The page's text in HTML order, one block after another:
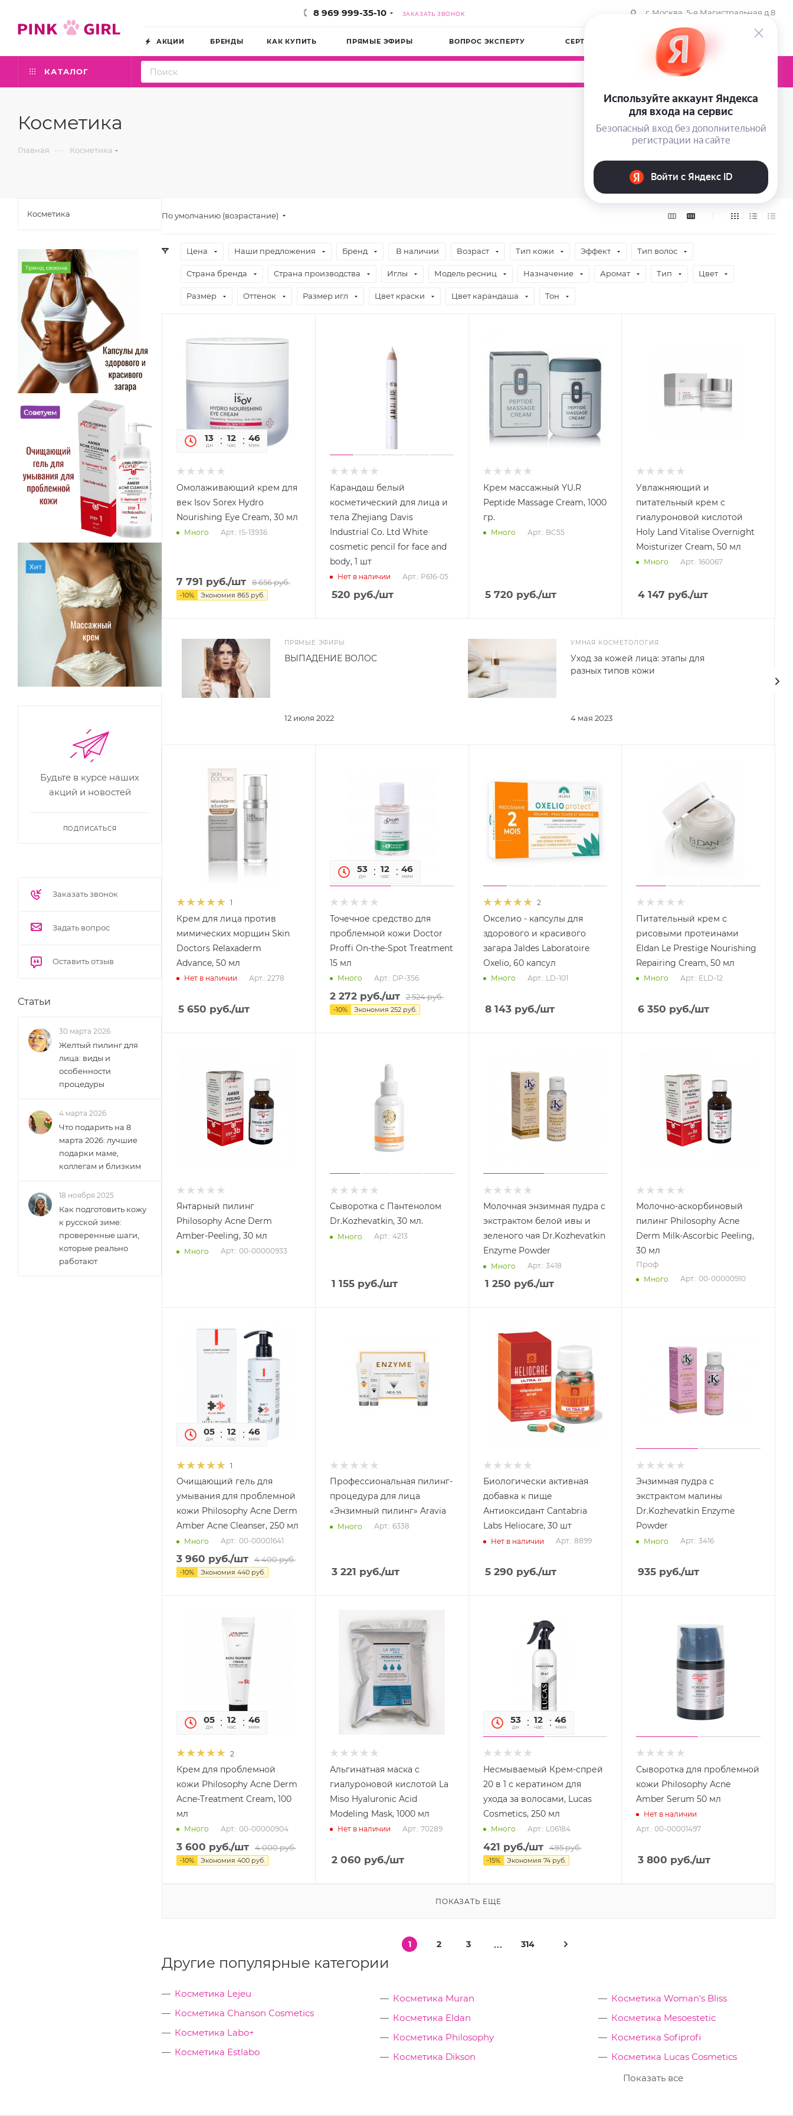
8 969 999-35-10 ЗАКАЗАТЬ ЗВОНОК г. Москва, 5-я Магистральная д.8
АКЦИИ БРЕНДЫ КАК КУПИТЬ ПРЯМЫЕ ЭФИРЫ ВОПРОС ЭКСПЕРТУ СЕРТИФИКАТЫ КОМПАНИЯ
КАТАЛОГ 0
Косметика
Главная — Косметика
По умолчанию (возрастание)
Цена Наши предложения Бренд В наличии Возраст Тип кожи Эффект Тип волос
Страна бренда Страна производства Иглы Модель ресниц Назначение Аромат Тип Цвет
Размер Оттенок Размер игл Цвет краски Цвет карандаша Тон
13
дн
12
час
46
мин
28
сек
Омолаживающий крем для
век Isov Sorex Hydro
Nourishing Eye Cream, 30 мл
Много Арт.: IS-13936
7 791 руб./шт 8 656руб.
-10% Экономия 865 руб.
Карандаш белый
косметический для лица и
тела Zhejiang Davis
Industrial Co. Ltd White
cosmetic pencil for face and
body, 1 шт
Нет в наличии Арт.: P616-05
520 руб./шт
Крем массажный YU.R
Peptide Massage Cream, 1000
гр.
Много Арт.: BC55
5 720 руб./шт
Увлажняющий и
питательный крем с
гиалуроновой кислотой
Holy Land Vitalise Overnight
Moisturizer Cream, 50 мл
Много Арт.: 160067
4 147 руб./шт
ПРЯМЫЕ ЭФИРЫ
12 июля 2022
ВЫПАДЕНИЕ ВОЛОС
УМНАЯ КОСМЕТОЛОГИЯ
4 мая 2023
Уход за кожей лица: этапы для
разных типов кожи
1
Крем для лица против
мимических морщин Skin
Doctors Relaxaderm
Advance, 50 мл
Нет в наличии Арт.: 2278
5 650 руб./шт
53
дн
12
час
46
мин
Точечное средство для
проблемной кожи Doctor
Proffi On-the-Spot Treatment
15 мл
Много Арт.: DP-356
2 272руб./шт 2 524руб.
-10% Экономия 252руб.
2
Окселио - капсулы для
здорового и красивого
загара Jaldes Laboratoire
Oxelio, 60 капсул
Много Арт.: LD-101
8 143руб./шт
Питательный крем с
рисовыми протеинами
Eldan Le Prestige Nourishing
Repairing Cream, 50 мл
Много Арт.: ELD-12
6 350 руб./шт
Янтарный пилинг
Philosophy Acne Derm
Amber-Peeling, 30 мл
Много Арт.: 00-00000933
Сыворотка с Пантенолом
Dr.Kozhevatkin, 30 мл.
Много Арт.: 4213
1 155руб./шт
Молочная энзимная пудра с
экстрактом белой ивы и
зеленого чая Dr.Kozhevatkin
Enzyme Powder
Много Арт.: 3418
1 250 руб./шт
Молочно-аскорбиновый
пилинг Philosophy Acne
Derm Milk-Ascorbic Peeling,
30 мл
Проф
Много Арт.: 00-00000910
05
дн
12
час
46
мин сек
1
Очищающий гель для
умывания для проблемной
кожи Philosophy Acne Derm
Amber Acne Cleanser, 250 мл
Много Арт.: 00-00001641
3 960 руб./шт 4 400руб.
-10% Экономия 440 руб.
Профессиональная пилинг-
процедура для лица
«Энзимный пилинг» Aravia
Много Арт.: 6338
3 221 руб./шт
Биологически активная
добавка к пище
Антиоксидант Cantabria
Labs Heliocare, 30 шт
Нет в наличии Арт.: 8899
5 290 руб./шт
Энзимная пудра с
экстрактом малины
Dr.Kozhevatkin Enzyme
Powder
Много Арт.: 3416
935 руб./шт
05
дн
12
час
46
мин
2
Крем для проблемной
кожи Philosophy Acne Derm
Acne-Treatment Cream, 100
мл
Много Арт.: 00-00000904
3 600 руб./шт 4 000руб.
-10% Экономия 400 руб.
Альгинатная маска с
гиалуроновой кислотой La
Miso Hyaluronic Acid
Modeling Mask, 1000 мл
Нет в наличии Арт.: 70289
2 060 руб./шт
53
дн
12
час
46
мин
Несмываемый Крем-спрей
20 в 1 с кератином для
ухода за волосами, Lucas
Cosmetics, 250 мл
Много Арт.: L06184
421 руб./шт 495руб.
-15% Экономия 74руб.
Сыворотка для проблемной
кожи Philosophy Acne
Amber Serum 50 мл
Нет в наличии
Арт.: 00-00001497
3 800 руб./шт
ПОКАЗАТЬ ЕЩЕ
1 2 3 314
Другие популярные категории
Косметика Lejeu
Косметика Chanson Cosmetics
Косметика Labo+
Косметика Estlabo
Косметика Muran
Косметика Eldan
Косметика Philosophy
Косметика Dikson
Косметика Woman's Bliss
Косметика Mesoestetic
Косметика Sofiprofi
Косметика Lucas Cosmetics
Показать все
Косметика
Будьте в курсе наших
акций и новостей
ПОДПИСАТЬСЯ
Заказать звонок
Задать вопрос
Оставить отзыв
Статьи
30 марта 2026
Желтый пилинг для
лица: виды и
особенности
процедуры
4 марта 2026
Что подарить на 8
марта 2026: лучшие
подарки маме,
коллегам и близким
18 ноября 2025
Как подготовить кожу
к русской зиме:
проверенные шаги,
которые реально
работают